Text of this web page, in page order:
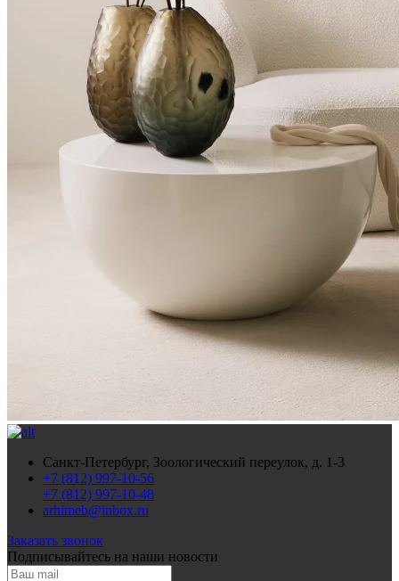
Санкт-Петербург, Зоологический переулок, д. 1-3
+7 (812) 997-10-56
+7 (812) 997-10-48
arhimeb@inbox.ru
Заказать звонок
Подписывайтесь на наши новости